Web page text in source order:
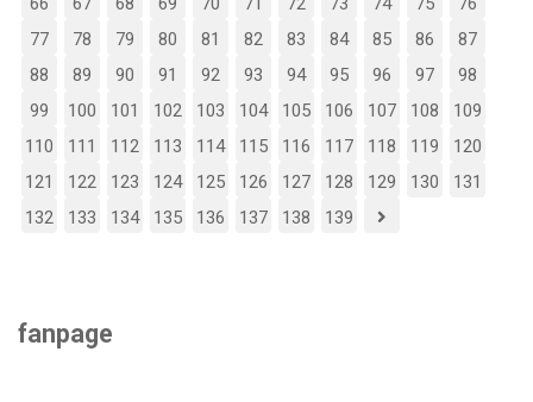
77
78 79 80 81 82 83 84 85 86
87
88
89 90 91 92 93 94 95 96 97
98
99
100 101 102 103 104 105 106 107 108
109
110
111 112 113 114 115 116 117 118 119
120
121
122 123 124 125 126 127 128 129 130
131
132
133 134 135 136 137 138 139
fanpage